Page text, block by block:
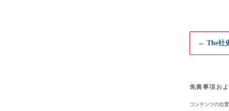
← The社
免責事項お
コンテンツの位